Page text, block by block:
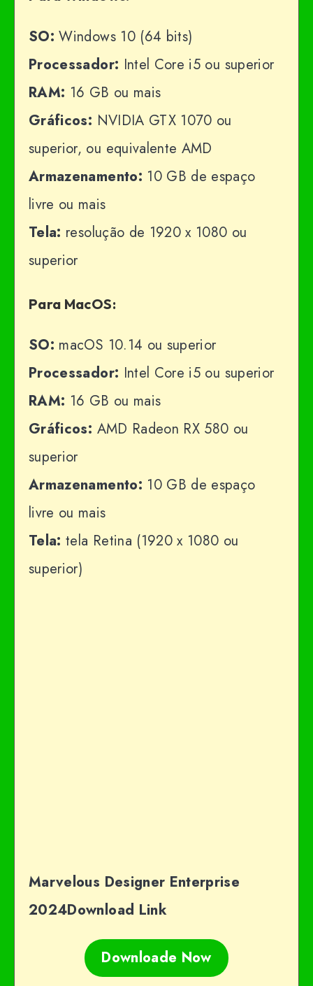
SO: Windows 10 (64 bits)
Processador: Intel Core i5 ou superior
RAM: 16 GB ou mais
Gráficos: NVIDIA GTX 1070 ou
superior, ou equivalente AMD
Armazenamento: 10 GB de espaço
livre ou mais
Tela: resolução de 1920 x 1080 ou
superior
Para MacOS:
SO: macOS 10.14 ou superior
Processador: Intel Core i5 ou superior
RAM: 16 GB ou mais
Gráficos: AMD Radeon RX 580 ou
superior
Armazenamento: 10 GB de espaço
livre ou mais
Tela: tela Retina (1920 x 1080 ou
superior)
Marvelous Designer Enterprise
2024Download Link
Downloade Now